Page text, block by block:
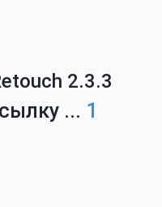
2.3.3
... 1